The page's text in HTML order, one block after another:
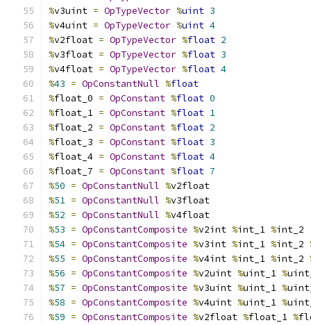
%v3uint = OpTypeVector %uint 3
%v4uint = OpTypeVector %uint 4
%v2float = OpTypeVector %float 2
%v3float = OpTypeVector %float 3
%v4float = OpTypeVector %float 4
%43 = OpConstantNull %float
%float_0 = OpConstant %float 0
%float_1 = OpConstant %float 1
%float_2 = OpConstant %float 2
%float_3 = OpConstant %float 3
%float_4 = OpConstant %float 4
%float_7 = OpConstant %float 7
%50 = OpConstantNull %v2float
%51 = OpConstantNull %v3float
%52 = OpConstantNull %v4float
%53 = OpConstantComposite %v2int %int_1 %int_2
%54 = OpConstantComposite %v3int %int_1 %int_2
%55 = OpConstantComposite %v4int %int_1 %int_2
%56 = OpConstantComposite %v2uint %uint_1 %
%57 = OpConstantComposite %v3uint %uint_1 %
%58 = OpConstantComposite %v4uint %uint_1 %
%59 = OpConstantComposite %v2float %float_1 %